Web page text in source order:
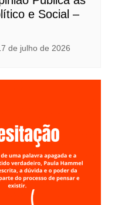
e Social –
de julho de 2026